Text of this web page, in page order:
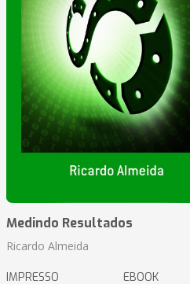
Medindo Resultados
Ricardo Almeida
IMPRESSO EBOOK